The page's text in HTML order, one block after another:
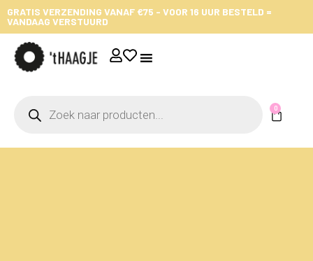
GRATIS VERZENDING VANAF €75 - VOOR 16 UUR BESTELD =
VANDAAG VERSTUURD
0